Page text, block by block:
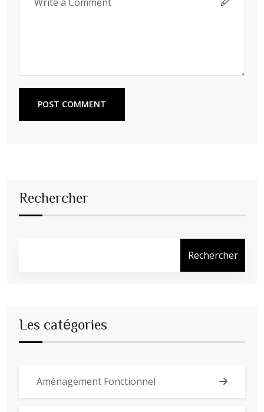
POST COMMENT
Rechercher
Rechercher
Les catégories
Aménagement Fonctionnel